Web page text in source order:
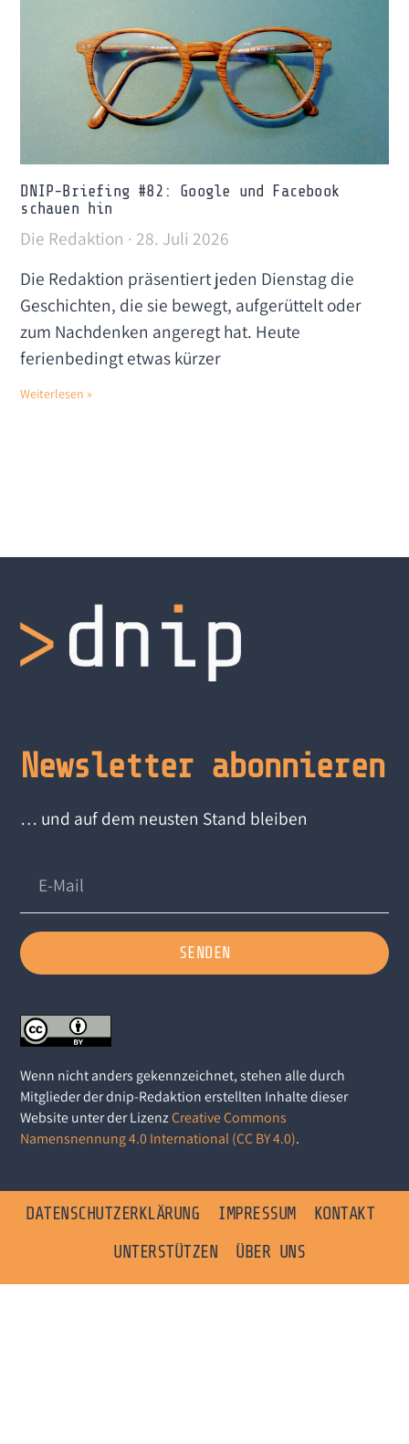
DNIP-Briefing #82: Google und Facebook
schauen hin
Die Redaktion
28. Juli 2026
Die Redaktion präsentiert jeden Dienstag die
Geschichten, die sie bewegt, aufgerüttelt oder
zum Nachdenken angeregt hat. Heute
ferienbedingt etwas kürzer
Weiterlesen »
Newsletter abonnieren
… und auf dem neusten Stand bleiben
SENDEN
Wenn nicht anders gekennzeichnet, stehen alle durch
Mitglieder der dnip-Redaktion erstellten Inhalte dieser
Website unter der LizenzCreative Commons
Namensnennung 4.0 International (CC BY 4.0).
DATENSCHUTZERKLÄRUNG IMPRESSUM
KONTAKT
UNTERSTÜTZEN
ÜBER UNS